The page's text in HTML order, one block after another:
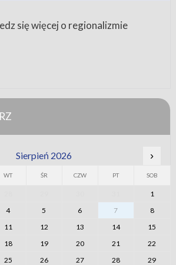
się więcej o regionalizmie
Sierpień 2026 ›
WT ŚR CZW PT SOB
1
4 5 6 7
8
11 12 13 14
15
18 19 20 21
22
25 26 27 28
29